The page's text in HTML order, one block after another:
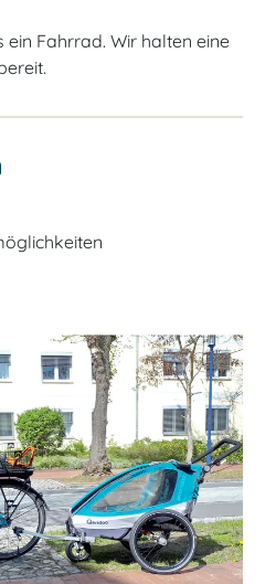
ein Fahrrad. Wir halten eine